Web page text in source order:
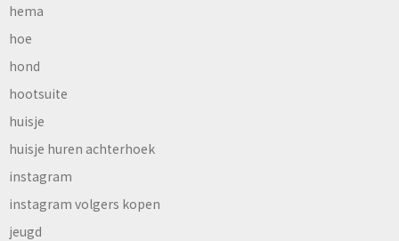
hema
hoe
hond
hootsuite
huisje
huisje huren achterhoek
instagram
instagram volgers kopen
jeugd